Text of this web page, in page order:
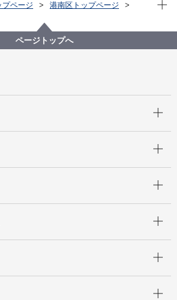
プページ
港南区トップページ
ページトップへ